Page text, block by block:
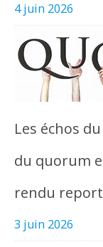
4 juin 2026
Les échos
du quorum
rendu
3 juin 2026